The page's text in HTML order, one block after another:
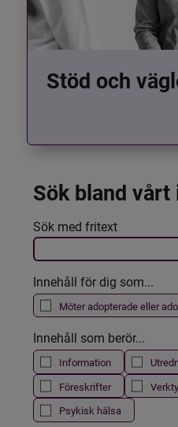
Stöd och
Sök bland
Filtrera resultatet
Det här formuläret
Sök med fritext
Innehåll för dig som...
Möter adopterade eller
Innehåll som berör...
Information
Föreskrifter
Psykisk hälsa